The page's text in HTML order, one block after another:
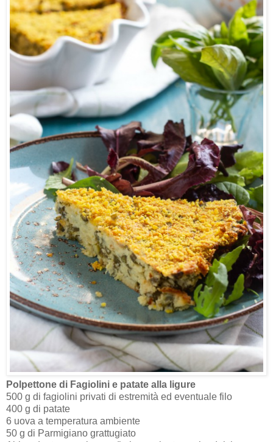
Polpettone di Fagiolini e patate alla ligure
500 g di fagiolini privati di estremità ed eventuale filo
400 g di patate
6 uova a temperatura ambiente
50 g di Parmigiano grattugiato